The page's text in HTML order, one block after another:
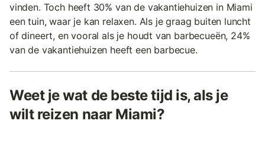
vinden. Toch heeft 30% van de vakantiehuizen in Miami
een tuin, waar je kan relaxen. Als je graag buiten luncht
of dineert, en vooral als je houdt van barbecueën, 24%
van de vakantiehuizen heeft een barbecue.
Weet je wat de beste tijd is, als je
wilt reizen naar Miami?